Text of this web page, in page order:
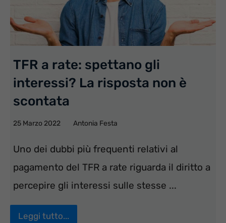
TFR a rate: spettano gli
interessi? La risposta non è
scontata
25 Marzo 2022 Antonia Festa
Uno dei dubbi più frequenti relativi al
pagamento del TFR a rate riguarda il diritto a
percepire gli interessi sulle stesse ...
Leggi tutto...